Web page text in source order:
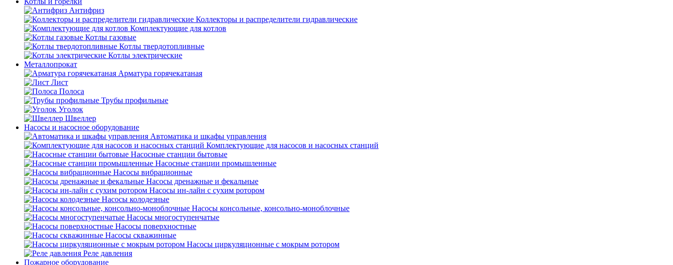
Антифриз
Коллекторы и распределители гидравлические
Комплектующие для котлов
Котлы газовые
Котлы твердотопливные
Котлы электрические
Металлопрокат
Арматура горячекатаная
Лист
Полоса
Трубы профильные
Уголок
Швеллер
Насосы и насосное оборудование
Автоматика и шкафы управления
Комплектующие для насосов и насосных станций
Насосные станции бытовые
Насосные станции промышленные
Насосы вибрационные
Насосы дренажные и фекальные
Насосы ин-лайн с сухим ротором
Насосы колодезные
Насосы консольные, консольно-моноблочные
Насосы многоступенчатые
Насосы поверхностные
Насосы скважинные
Насосы циркуляционные с мокрым ротором
Реле давления
Пожарное оборудование